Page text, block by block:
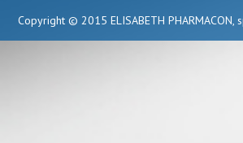
Copyright © 2015 ELISABETH PHARMACON,